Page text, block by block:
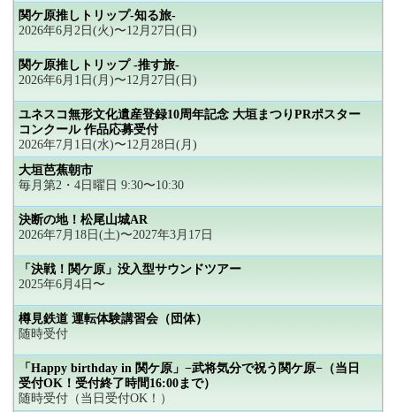
関ケ原推しトリップ-知る旅-
2026年6月2日(火)〜12月27日(日)
関ケ原推しトリップ -推す旅-
2026年6月1日(月)〜12月27日(日)
ユネスコ無形文化遺産登録10周年記念 大垣まつりPRポスター
コンクール 作品応募受付
2026年7月1日(水)〜12月28日(月)
大垣芭蕉朝市
毎月第2・4日曜日 9:30〜10:30
決断の地！松尾山城AR
2026年7月18日(土)〜2027年3月17日
「決戦！関ケ原」没入型サウンドツアー
2025年6月4日〜
樽見鉄道 運転体験講習会（団体）
随時受付
「Happy birthday in 関ケ原」−武将気分で祝う関ケ原−（当日
受付OK！受付終了時間16:00まで）
随時受付（当日受付OK！）